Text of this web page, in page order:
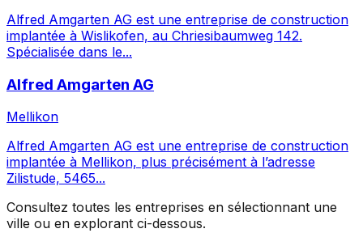
Alfred Amgarten AG est une entreprise de construction
implantée à Wislikofen, au Chriesibaumweg 142.
Spécialisée dans le...
Alfred Amgarten AG
Mellikon
Alfred Amgarten AG est une entreprise de construction
implantée à Mellikon, plus précisément à l’adresse
Zilistude, 5465...
Consultez toutes les entreprises en sélectionnant une
ville ou en explorant ci-dessous.